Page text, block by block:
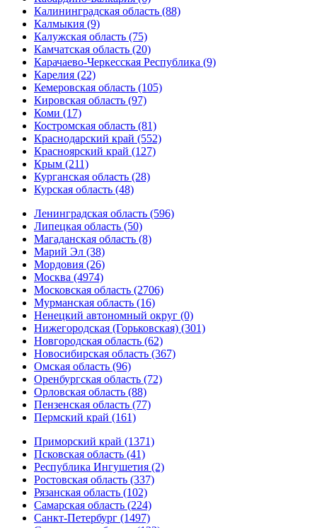
Калининградская область (88)
Калмыкия (9)
Калужская область (75)
Камчатская область (20)
Карачаево-Черкесская Республика (9)
Карелия (22)
Кемеровская область (105)
Кировская область (97)
Коми (17)
Костромская область (81)
Краснодарский край (552)
Красноярский край (127)
Крым (211)
Курганская область (28)
Курская область (48)
Ленинградская область (596)
Липецкая область (50)
Магаданская область (8)
Марий Эл (38)
Мордовия (26)
Москва (4974)
Московская область (2706)
Мурманская область (16)
Ненецкий автономный округ (0)
Нижегородская (Горьковская) (301)
Новгородская область (62)
Новосибирская область (367)
Омская область (96)
Оренбургская область (72)
Орловская область (88)
Пензенская область (77)
Пермский край (161)
Приморский край (1371)
Псковская область (41)
Республика Ингушетия (2)
Ростовская область (337)
Рязанская область (102)
Самарская область (224)
Санкт-Петербург (1497)